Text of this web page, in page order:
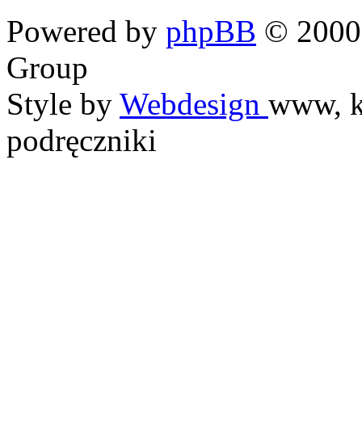
Powered by phpBB ©
Group
Style by Webdesign www,
podręczniki